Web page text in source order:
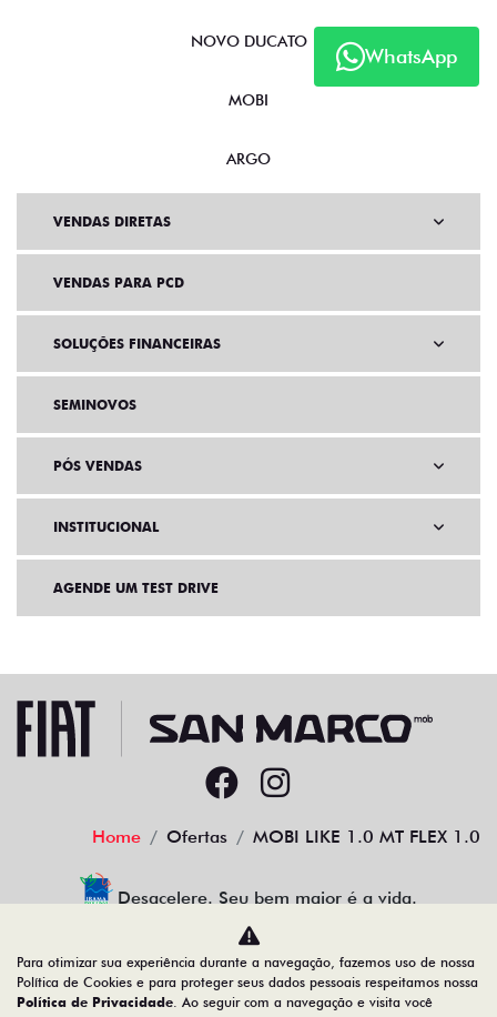
WhatsApp
NOVO DUCATO
MOBI
ARGO
VENDAS DIRETAS
VENDAS PARA PCD
SOLUÇÕES FINANCEIRAS
SEMINOVOS
PÓS VENDAS
INSTITUCIONAL
AGENDE UM TEST DRIVE
Home Ofertas MOBI LIKE 1.0 MT FLEX 1.0
Desacelere. Seu bem maior é a vida.
22.204.101/0001-17
Para otimizar sua experiência durante a navegação, fazemos uso de nossa
Política de Cookies e para proteger seus dados pessoais respeitamos nossa
Política de Privacidade. Ao seguir com a navegação e visita você